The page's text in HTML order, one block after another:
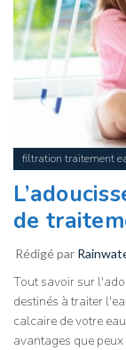
filtration traitement
de
Rédigé par
Tout savoir sur
destinés à traiter
calcaire de votre
avantages que